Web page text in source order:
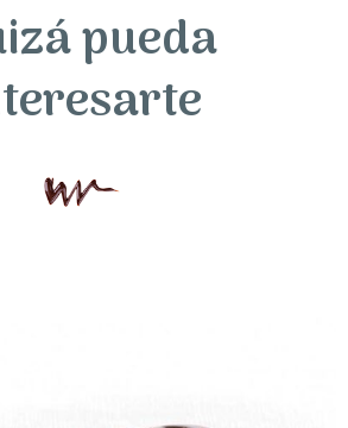
pueda